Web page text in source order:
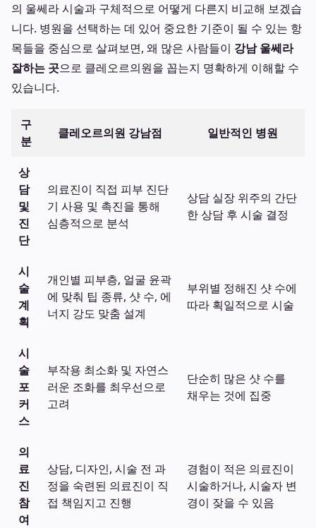
의 울쎄라 시술과 구체적으로 어떻게 다른지 비교해 보겠습
니다. 병원을 선택하는 데 있어 중요한 기준이 될 수 있는 항
목들을 중심으로 살펴보면, 왜 많은 사람들이 강남 울쎄라
잘하는 곳으로 클레오르의원을 꼽는지 명확하게 이해할 수
있습니다.
구
분
클레오르의원 강남점 일반적인 병원
상
담
및
진
단
의료진이 직접 피부 진단
기 사용 및 촉진을 통해
심층적으로 분석
상담 실장 위주의 간단
한 상담 후 시술 결정
시
술
계
획
개인별 피부층, 얼굴 윤곽
에 맞춰 팁 종류, 샷 수, 에
너지 강도 맞춤 설계
부위별 정해진 샷 수에
따라 획일적으로 시술
시
술
포
커
스
부작용 최소화 및 자연스
러운 조화를 최우선으로
고려
단순히 많은 샷 수를
채우는 것에 집중
의
료
진
참
여
상담, 디자인, 시술 전 과
정을 숙련된 의료진이 직
접 책임지고 진행
경험이 적은 의료진이
시술하거나, 시술자 변
경이 잦을 수 있음